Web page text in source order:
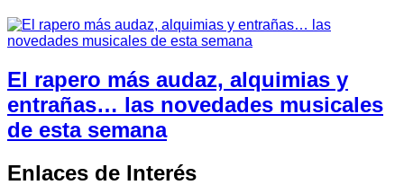
El rapero más audaz, alquimias y
entrañas… las novedades musicales
de esta semana
Enlaces de Interés